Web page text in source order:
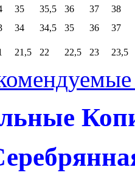
35 35,5 36 37
38
34 34,5 35 36
37
21,5 22 22,5 23 23,5